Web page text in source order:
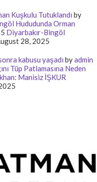
Kuşkulu Tutuklandı by
Hududunda Orman
Diyarbakır-Bingöl
28, 2025
kabusu yaşadı byadmin
Tüp Patlamasına Neden
Manisiz İŞKUR